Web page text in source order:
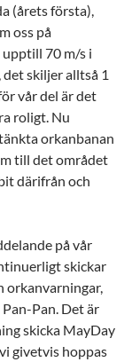
(årets första),
oss på
70 m/s i
det skiljer alltså 1
vår del är det
roligt. Nu
orkanbanan
till det området
därifrån och
på vår
skickar
orkanvarningar,
Pan. Det är
skicka MayDay
givetvis hoppas